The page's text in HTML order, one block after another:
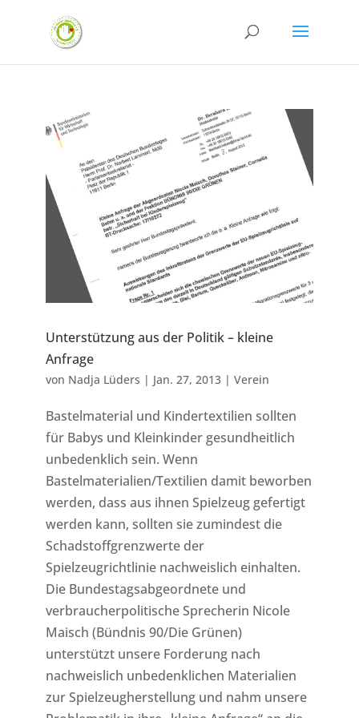
Unterstützung aus der Politik – kleine
Anfrage
von Nadja Lüders | Jan. 27, 2013| Verein
Bastelmaterial und Kindertextilien sollten
für Babys und Kleinkinder gesundheitlich
unbedenklich sein. Wenn
Bastelmaterialien/Textilien damit beworben
werden, dass aus ihnen Spielzeug gefertigt
werden kann, sollten sie zumindest die
Schadstoffgrenzwerte der
Spielzeugrichtlinie nachweislich einhalten.
Die Bundestagsabgeordnete und
verbraucherpolitische Sprecherin Nicole
Maisch (Bündnis 90/Die Grünen)
unterstützt unsere Forderung nach
nachweislich unbedenklichen Materialien
zur Spielzeugherstellung und nahm unsere